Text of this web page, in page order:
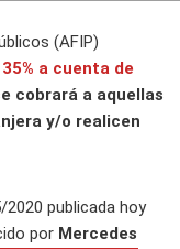
(AFIP)
a cuenta de
cobrará a aquellas
y/o realicen
2020 publicada hoy
por Mercedes